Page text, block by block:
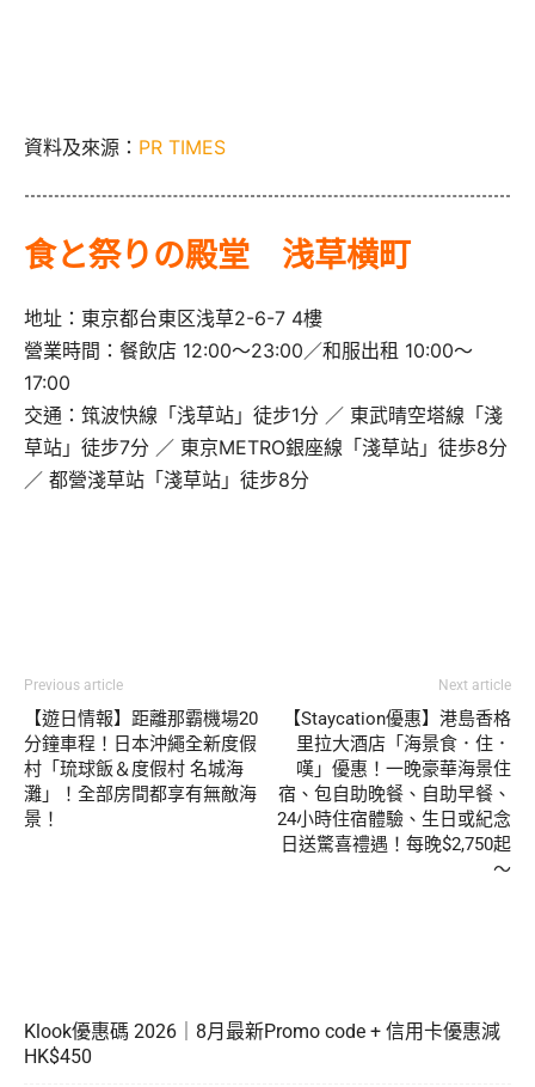
資料及來源： PR TIMES
食と祭りの殿堂 浅草横町
地址：東京都台東区浅草2-6-7 4樓
營業時間：餐飲店 12:00～23:00／和服出租 10:00～
17:00
交通：筑波快線「浅草站」徒步1分 ／ 東武晴空塔線「淺
草站」徒步7分 ／ 東京METRO銀座線「淺草站」徒歩8分
／ 都營淺草站「淺草站」徒步8分
Previous article
【遊日情報】距離那霸機場20
分鐘車程！日本沖繩全新度假
村「琉球飯＆度假村 名城海
灘」！全部房間都享有無敵海
景！
Next article
【Staycation優惠】港島香格
里拉大酒店「海景食．住．
嘆」優惠！一晚豪華海景住
宿、包自助晚餐、自助早餐、
24小時住宿體驗、生日或紀念
日送驚喜禮遇！每晚$2,750起
～
Klook優惠碼 2026｜8月最新Promo code + 信用卡優惠減
HK$450